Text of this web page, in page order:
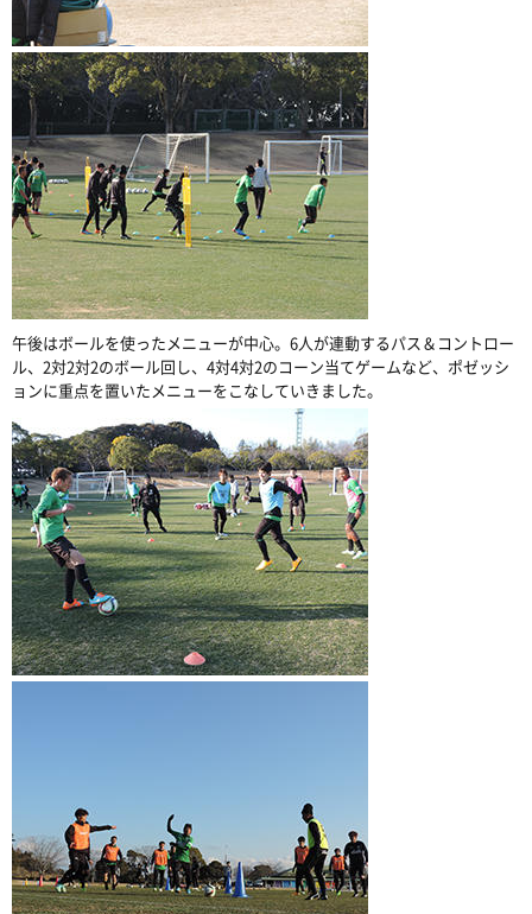
午後はボールを使ったメニューが中心。6人が連動するパス＆コントロー
ル、2対2対2のボール回し、4対4対2のコーン当てゲームなど、ポゼッシ
ョンに重点を置いたメニューをこなしていきました。